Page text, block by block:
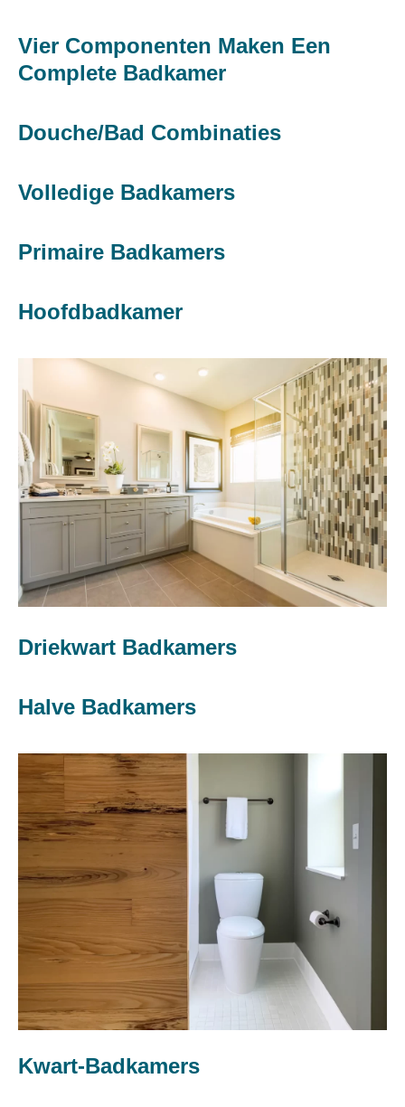
Vier Componenten Maken Een
Complete Badkamer
Douche/bad Combinaties
Volledige Badkamers
Primaire Badkamers
Hoofdbadkamer
Driekwart Badkamers
Halve Badkamers
Kwart-Badkamers